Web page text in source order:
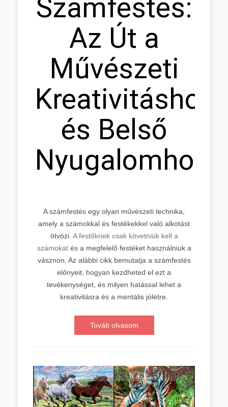
Számfestés:
Az Út a
Művészeti
Kreativitáshoz
és Belső
Nyugalomhoz
A számfestés egy olyan művészeti technika,
amely a számokkal és festékekkel való alkotást
ötvözi. A festőknek csak követniük kell a
számokatés a megfelelő festéket használniuk a
vásznon. Az alábbi cikk bemutatja a számfestés
előnyeit, hogyan kezdheted el ezt a
tevékenységet, és milyen hatással lehet a
kreativitásra és a mentális jólétre.
Továb olvasom